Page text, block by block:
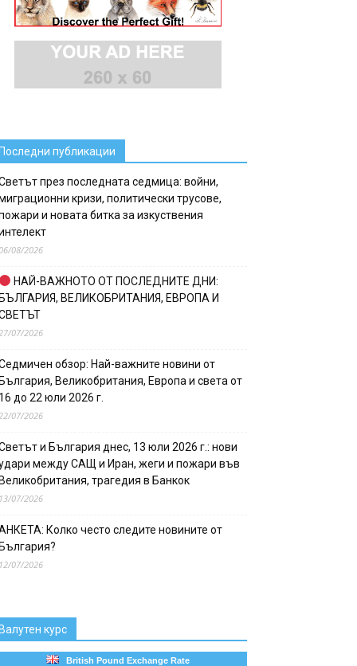
публикации
през последната седмица: войни,
кризи, политически трусове,
и новата битка за изкуствения
08/2026
НАЙ-ВАЖНОТО ОТ ПОСЛЕДНИТЕ ДНИ:
ВЕЛИКОБРИТАНИЯ, ЕВРОПА И
07/2026
обзор: Най-важните новини от
Великобритания, Европа и света от
до 22 юли 2026 г.
07/2026
и България днес, 13 юли 2026 г.: нови
между САЩ и Иран, жеги и пожари във
трагедия в Банкок
07/2026
Колко често следите новините от
07/2026
курс
British Pound Exchange Rate